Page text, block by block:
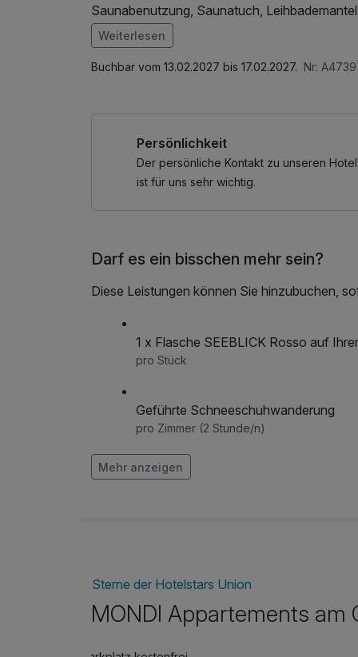
Saunabenutzung, Saunatuch,
Nutzung / Internetnutzung, ganztägige
Bademantel und -tücher
Weiterlesen
Buchbar vom 13.02.2027 bis 17.02.2027. Nr:
Persönlichkeit
Der persönliche Kontakt zu unseren
ist für uns sehr wichtig.
Darf es ein bisschen mehr sein?
Diese Leistungen können Sie hinzubuchen,
1 x Flasche SEEBLICK Rosso auf
pro Stück
Geführte Schneeschuhwanderung
pro Zimmer (2 Stunde/n)
Grundlseer Aromaöl-Massage
Mehr anzeigen
Sterne der Hotelstars Union
MONDI Appartements am